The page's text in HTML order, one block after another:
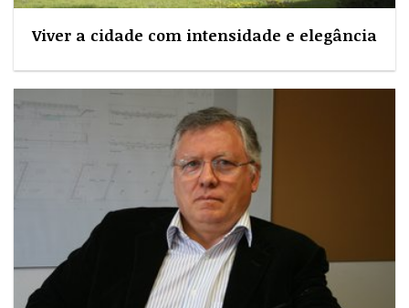
Viver a cidade com intensidade e elegância